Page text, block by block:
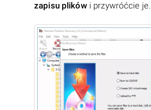
zapisu plikówi przywróćcie je.